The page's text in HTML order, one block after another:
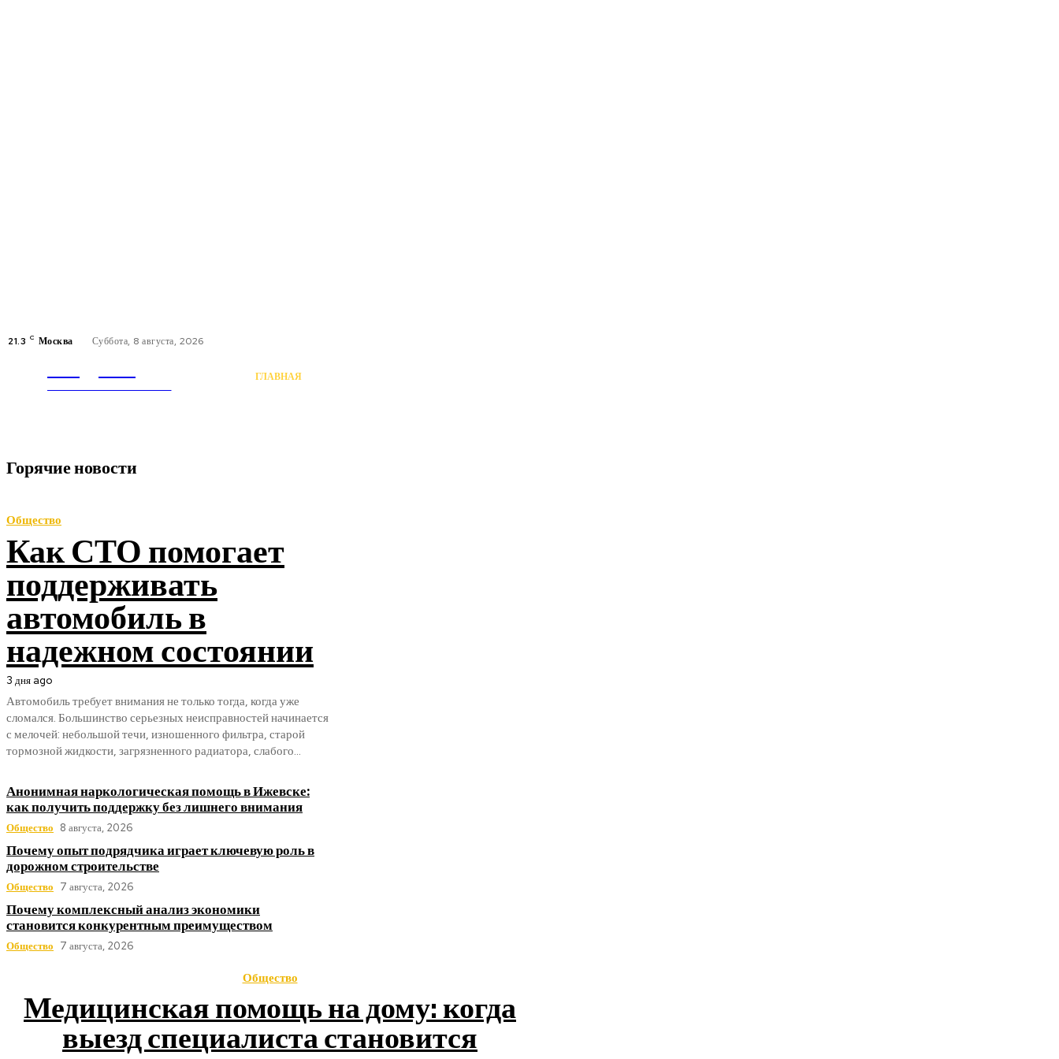
21.3 C Москва Суббота, 8 августа, 2026
ГЛАВНАЯ
Горячие новости
Общество
Как СТО помогает
поддерживать
автомобиль в
надежном состоянии
3 дня ago
Автомобиль требует внимания не только тогда, когда уже
сломался. Большинство серьезных неисправностей начинается
с мелочей: небольшой течи, изношенного фильтра, старой
тормозной жидкости, загрязненного радиатора, слабого...
Анонимная наркологическая помощь в Ижевске:
как получить поддержку без лишнего внимания
Общество 8 августа, 2026
Почему опыт подрядчика играет ключевую роль в
дорожном строительстве
Общество 7 августа, 2026
Почему комплексный анализ экономики
становится конкурентным преимуществом
Общество 7 августа, 2026
Общество
Медицинская помощь на дому: когда
выезд специалиста становится